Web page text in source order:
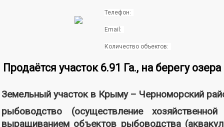
Телефон:
Email:
Количество объектов:
Продаётся участок 6.91 Га., на берегу
Земельный участок в Крыму – Черноморский
рыбоводство (осуществление
выращиванием объектов рыбоводства